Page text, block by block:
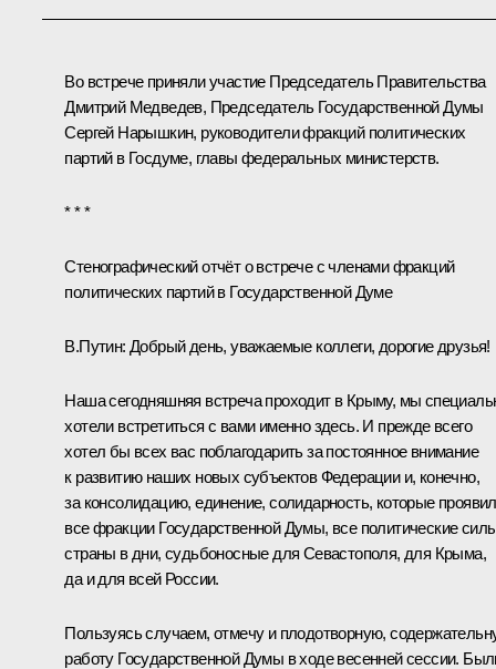
Во встрече приняли участие Председатель Правительства
Дмитрий Медведев, Председатель Государственной Думы
Сергей Нарышкин, руководители фракций политических
партий в Госдуме, главы федеральных министерств.
* * *
Стенографический отчёт о встрече с членами фракций
политических партий в Государственной Думе
В.Путин: Добрый день, уважаемые коллеги, дорогие друзья!
Наша сегодняшняя встреча проходит в Крыму, мы
хотели встретиться с вами именно здесь. И прежде всего
хотел бы всех вас поблагодарить за постоянное внимание
к развитию наших новых субъектов Федерации и, конечно,
за консолидацию, единение, солидарность, которые
все фракции Государственной Думы, все политические
страны в дни, судьбоносные для Севастополя, для Крыма,
да и для всей России.
Пользуясь случаем, отмечу и плодотворную,
работу Государственной Думы в ходе весенней сессии.